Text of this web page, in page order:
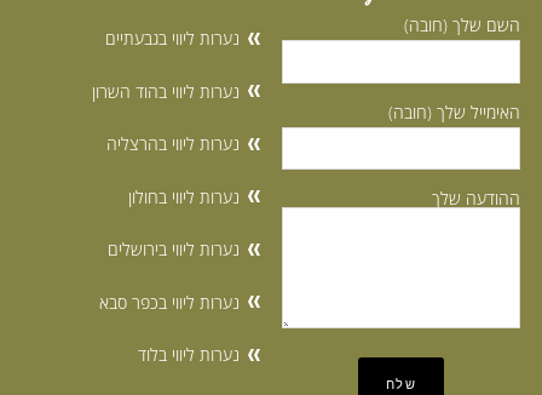
השם שלך (חובה)
האימייל שלך (חובה)
ההודעה שלך
נערות ליווי בגבעתיים
נערות ליווי בהוד השרון
נערות ליווי בהרצליה
נערות ליווי בחולון
נערות ליווי בירושלים
נערות ליווי בכפר סבא
נערות ליווי בלוד